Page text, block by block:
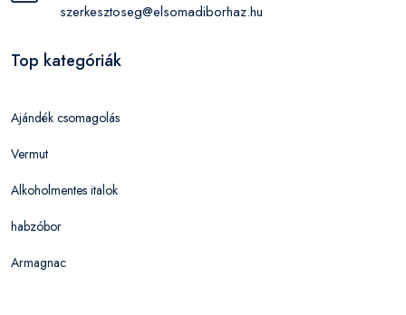
szerkesztoseg@elsomadiborhaz.hu
Top kategóriák
Ajándék csomagolás
Vermut
Alkoholmentes italok
habzóbor
Armagnac